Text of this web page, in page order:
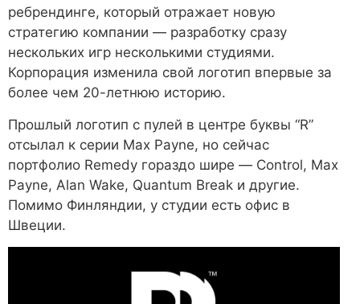
ребрендинге, который отражает новую
стратегию компании — разработку сразу
нескольких игр несколькими студиями.
Корпорация изменила свой логотип впервые за
более чем 20-летнюю историю.
Прошлый логотип с пулей в центре буквы “R”
отсылал к серии Max Payne, но сейчас
портфолио Remedy гораздо шире — Control, Max
Payne, Alan Wake, Quantum Break и другие.
Помимо Финляндии, у студии есть офис в
Швеции.